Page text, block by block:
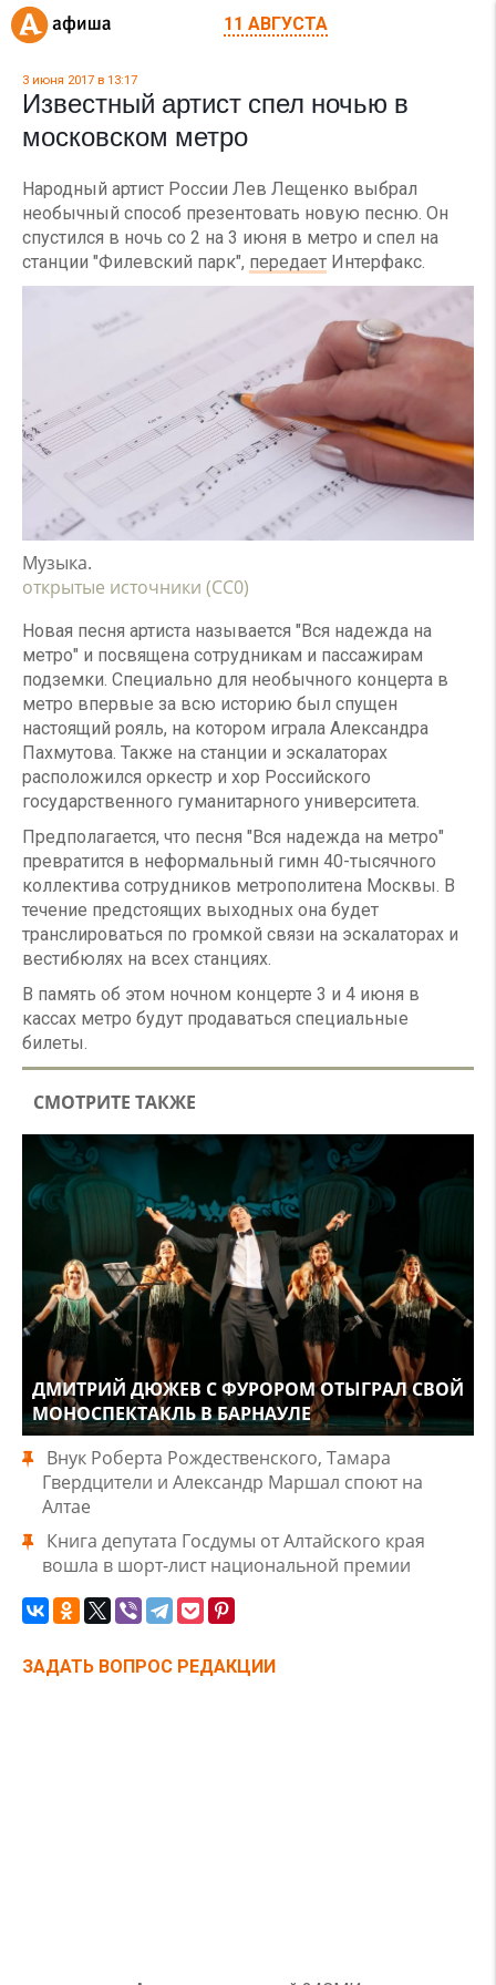
11 АВГУСТА
3 июня 2017 в 13:17
Известный артист спел ночью в
московском метро
Народный артист России Лев Лещенко выбрал
необычный способ презентовать новую песню. Он
спустился в ночь со 2 на 3 июня в метро и спел на
станции "Филевский парк", передает Интерфакс.
Музыка.
открытые источники (CC0)
Новая песня артиста называется "Вся надежда на
метро" и посвящена сотрудникам и пассажирам
подземки. Специально для необычного концерта в
метро впервые за всю историю был спущен
настоящий рояль, на котором играла Александра
Пахмутова. Также на станции и эскалаторах
расположился оркестр и хор Российского
государственного гуманитарного университета.
Предполагается, что песня "Вся надежда на метро"
превратится в неформальный гимн 40-тысячного
коллектива сотрудников метрополитена Москвы. В
течение предстоящих выходных она будет
транслироваться по громкой связи на эскалаторах и
вестибюлях на всех станциях.
В память об этом ночном концерте 3 и 4 июня в
кассах метро будут продаваться специальные
билеты.
СМОТРИТЕ ТАКЖЕ
ДМИТРИЙ ДЮЖЕВ С ФУРОРОМ ОТЫГРАЛ СВОЙ
МОНОСПЕКТАКЛЬ В БАРНАУЛЕ
Внук Роберта Рождественского, Тамара
Гвердцители и Александр Маршал споют на
Алтае
Книга депутата Госдумы от Алтайского края
вошла в шорт-лист национальной премии
ЗАДАТЬ ВОПРОС РЕДАКЦИИ